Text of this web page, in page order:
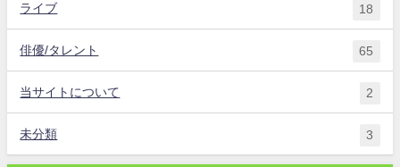
ライブ 18
俳優/タレント 65
当サイトについて 2
未分類 3